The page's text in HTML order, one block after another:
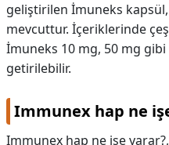
geliştirilen İmuneks
mevcuttur. İçeriklerinde
İmuneks 10 mg, 50 mg
getirilebilir.
Immunex hap ne
Immunex hap ne işe yarar?,